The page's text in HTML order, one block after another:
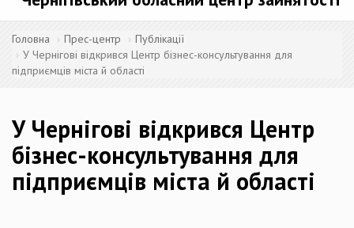
Головна Прес-центр
Публікації
У Чернігові відкрився Центр бізнес-консультування для
підприємців міста й області
У Чернігові відкрився Центр
бізнес-консультування для
підприємців міста й області